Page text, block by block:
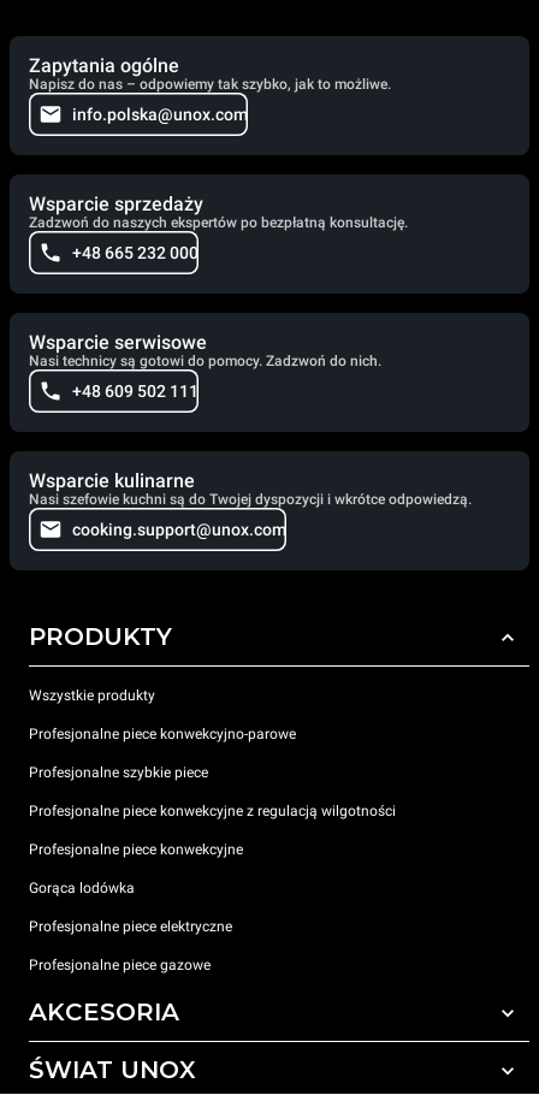
Zapytania ogólne
Napisz do nas – odpowiemy tak szybko, jak to możliwe.
info.polska@unox.com
Wsparcie sprzedaży
Zadzwoń do naszych ekspertów po bezpłatną konsultację.
+48 665 232 000
Wsparcie serwisowe
Nasi technicy są gotowi do pomocy. Zadzwoń do nich.
+48 609 502 111
Wsparcie kulinarne
Nasi szefowie kuchni są do Twojej dyspozycji i wkrótce odpowiedzą.
cooking.support@unox.com
PRODUKTY
Wszystkie produkty
Profesjonalne piece konwekcyjno-parowe
Profesjonalne szybkie piece
Profesjonalne piece konwekcyjne z regulacją wilgotności
Profesjonalne piece konwekcyjne
Gorąca lodówka
Profesjonalne piece elektryczne
Profesjonalne piece gazowe
AKCESORIA
Wszystkie akcesoria
ŚWIAT UNOX